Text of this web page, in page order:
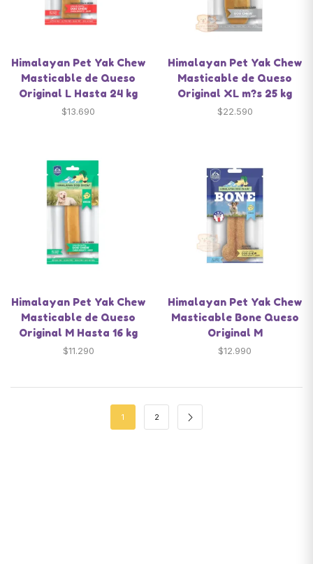
Himalayan Pet Yak Chew
Masticable de Queso
Original L Hasta 24 kg
$13.690
Himalayan Pet Yak Chew
Masticable de Queso
Original XL m?s 25 kg
$22.590
Himalayan Pet Yak Chew
Masticable de Queso
Original M Hasta 16 kg
$11.290
Himalayan Pet Yak Chew
Masticable Bone Queso
Original M
$12.990
1 2